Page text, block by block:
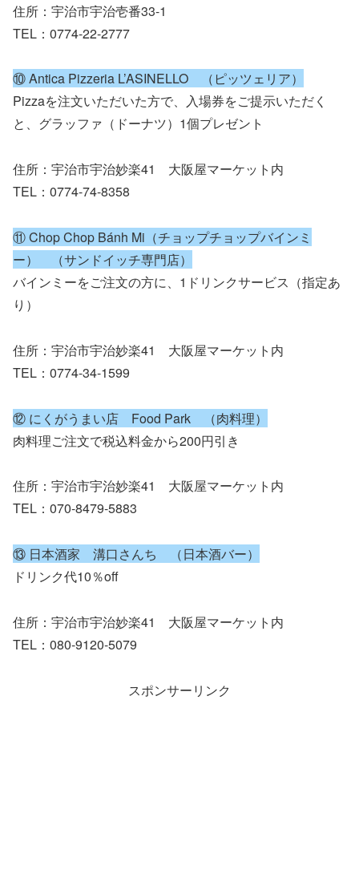
住所：宇治市宇治壱番33-1
TEL：0774-22-2777
⑩ Antica Pizzeria L’ASINELLO （ピッツェリア）
Pizzaを注文いただいた方で、入場券をご提示いただく
と、グラッファ（ドーナツ）1個プレゼント
住所：宇治市宇治妙楽41 大阪屋マーケット内
TEL：0774-74-8358
⑪ Chop Chop Bánh Mi（チョップチョップバインミ
ー） （サンドイッチ専門店）
バインミーをご注文の方に、1ドリンクサービス（指定あ
り）
住所：宇治市宇治妙楽41 大阪屋マーケット内
TEL：0774-34-1599
⑫ にくがうまい店 Food Park （肉料理）
肉料理ご注文で税込料金から200円引き
住所：宇治市宇治妙楽41 大阪屋マーケット内
TEL：070-8479-5883
⑬ 日本酒家 溝口さんち （日本酒バー）
ドリンク代10％off
住所：宇治市宇治妙楽41 大阪屋マーケット内
TEL：080-9120-5079
スポンサーリンク